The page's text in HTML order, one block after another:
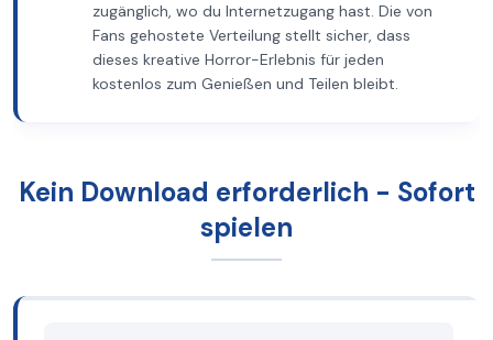
zugänglich, wo du Internetzugang hast. Die von
Fans gehostete Verteilung stellt sicher, dass
dieses kreative Horror-Erlebnis für jeden
kostenlos zum Genießen und Teilen bleibt.
Kein Download erforderlich - Sofort
spielen